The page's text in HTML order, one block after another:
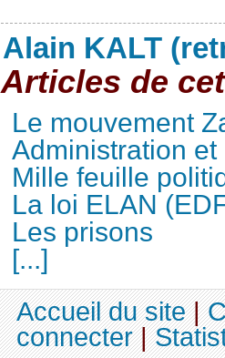
Alain KALT
Articles de
Le mouvement
Administration
Mille feuille
La loi ELAN
Les prisons
[...]
Accueil du site|
connecter|